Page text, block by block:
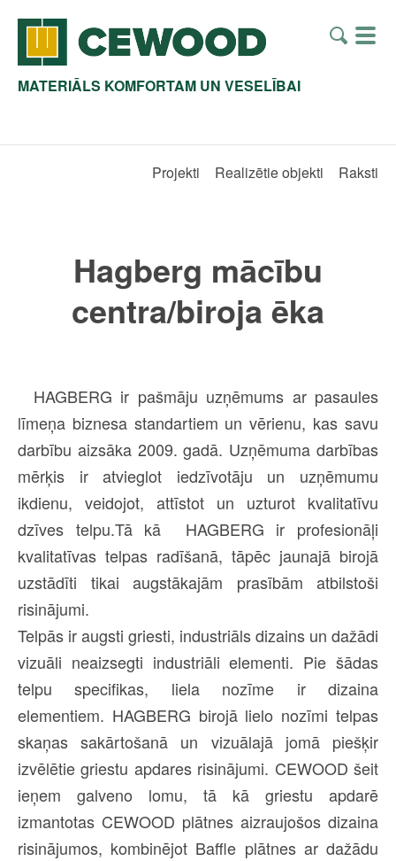
MATERIĀLS KOMFORTAM UN VESELĪBAI
Projekti Realizētie objekti Raksti
Hagberg mācību
centra/biroja ēka
HAGBERG ir pašmāju uzņēmums ar pasaules
līmeņa biznesa standartiem un vērienu, kas savu
darbību aizsāka 2009. gadā. Uzņēmuma darbības
mērķis ir atvieglot iedzīvotāju un uzņēmumu
ikdienu, veidojot, attīstot un uzturot kvalitatīvu
dzīves telpu.Tā kā HAGBERG ir profesionāļi
kvalitatīvas telpas radīšanā, tāpēc jaunajā birojā
uzstādīti tikai augstākajām prasībām atbilstoši
risinājumi.
Telpās ir augsti griesti, industriāls dizains un dažādi
vizuāli neaizsegti industriāli elementi. Pie šādas
telpu specifikas, liela nozīme ir dizaina
elementiem. HAGBERG birojā lielo nozīmi telpas
skaņas sakārtošanā un vizuālajā jomā piešķir
izvēlētie griestu apdares risinājumi. CEWOOD šeit
ieņem galveno lomu, tā kā griestu apdarē
izmantotas CEWOOD plātnes aizraujošos dizaina
risinājumos, kombinējot Baffle plātnes ar dažādu